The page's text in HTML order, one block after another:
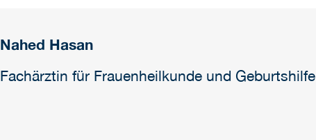
Nahed Hasan
Fachärztin für Frauenheilkunde und Geburtshilfe